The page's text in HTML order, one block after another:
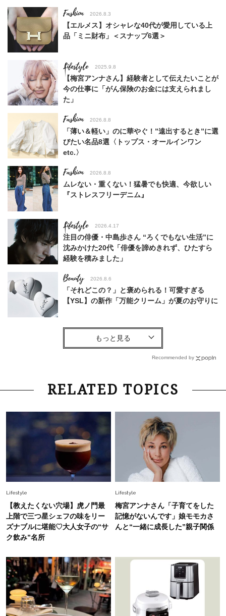
Fashion 2026.8.3
【エルメス】オシャレな40代が愛用している上
品「ミニ財布」＜スナップ6選＞
Lifestyle 2025.9.8
【梅宮アンナさん】経験者として伝えたいことが
今の仕事に「がん保険のお金には支えられまし
た」
Fashion 2026.8.8
「薄い＆軽い」のに華やぐ！”遠出するとき”に選
びたい名品8選〈トップス・オールインワン
etc.〉
Fashion 2026.8.8
ムレない・重くない！猛暑でも快適、今欲しい
『ストレスフリーデニム』
Lifestyle 2026.4.17
注目の俳優・中島歩さん “ろくでもない生活”に
沈みかけた20代「俳優を諦めきれず、ひたすら
経験を積みました」
Beauty 2026.8.6
「それどこの？」と褒められる！可愛すぎる
【YSL】の新作「万能クリーム」が夏のお守りに
Fashion
黒より断然垢抜ける！40代の夏ワンピは【ネイ
ビー】が正解！着回しコーデ３
Fashion 2026.2.7
ブーム再燃！【UGG】のブーツをオシャレ40代
Beauty
【40代のヘアアレンジ】雨の日・暑い日にぴっ
たりな「簡単まとめ髪」をマスター！
1枚でも“のっぺり見えない”！40代にちょうどい
い夏の【白トップス名品】6選
「ノースリーブは着たくない」40代へ。二の腕
をきれいにカバーする【夏トップス】5選
Beauty 2026.8.9
40代に似合う【韓コスリップ】6選！大野真理子
Recommended by
RELATED TOPICS
Lifestyle
【教えたくない穴場】虎ノ門最
上階で三つ星シェフの味をリー
ズナブルに堪能♡大人女子の“サ
ク飲み”名所
Lifestyle
梅宮アンナさん「子育てをした
記憶がないんです」娘モモカさ
んと“一緒に成長した”親子関係